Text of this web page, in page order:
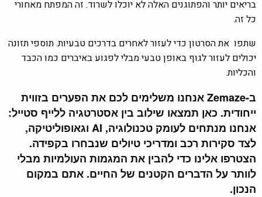
בריאים יותר והפתוגנים האלה לא יוכלו לשרוד. זה המפתח מאחורי
כל זה.
שתפו את הסרטון כדי לעזור לאחרים בדרכים טבעיות. תוספי תזונה
יכולים לעזור לגוף באופן טבעי מבלי לפגוע באיברים כמו הכבד
והכליות.
ב-Zemaze אנחנו משלימים לכם את הפערים בזווית
ייחודית. כאן תמצאו שילוב בין אסטרטגיה ללייף סטייל:
אנחנו מנתחים לעומק טכנולוגיה, AI וגאופוליטיקה,
לצד סקירות רכב ומדריכי טיולים שנבחרו בקפידה.
הצטרפו אלינו כדי להבין את המגמות העולמיות מבלי
לוותר על הדברים הקטנים של החיים. אתם במקום
הנכון.